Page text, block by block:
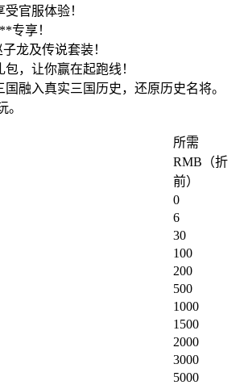
官服体验！
专享！
子龙及传说套装！
包，让你赢在起跑线！
国融入真实三国历史，还原历史名将。
。
所需
RMB（折
前）
0
6
30
100
200
500
1000
1500
2000
3000
5000